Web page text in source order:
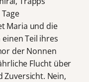
Maria und die
Teil ihres
der Nonnen
Flucht über
Zuversicht. Nein,